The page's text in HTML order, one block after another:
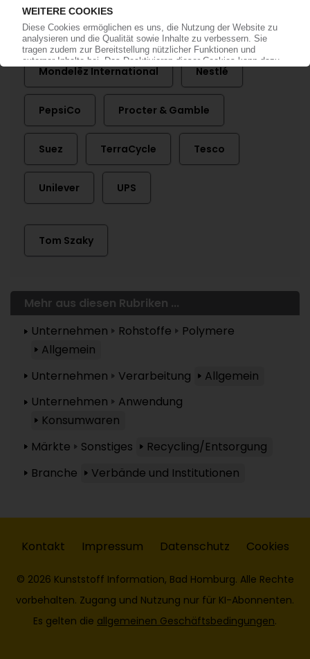
Jacobs Douwe Egberts
Mondelēz International Nestlé
PepsiCo Procter & Gamble
Suez TerraCycle Tesco
Unilever UPS
Tom Szaky
Mehr aus diesen Rubriken ...
Unternehmen
Rohstoffe
Polymere
Allgemein
Unternehmen
Verarbeitung
Allgemein
Unternehmen
Anwendung
Konsumwaren
Märkte
Sonstiges
Recycling/Entsorgung
Branche
Verbände und Institutionen
Kontakt Impressum Datenschutz Cookies
© 2026 Kunststoff Information, Bad Homburg. Alle Rechte
vorbehalten. Zugang und Nutzung nur für KI-Abonnenten.
Es gelten die allgemeinen Geschäftsbedingungen.